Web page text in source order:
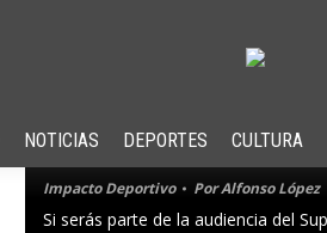
NOTICIAS DEPORTES CULTURA
10 datos previos al
Bowl LVI
Impacto Deportivo PorAlfonso López
Si serás parte de la audiencia del